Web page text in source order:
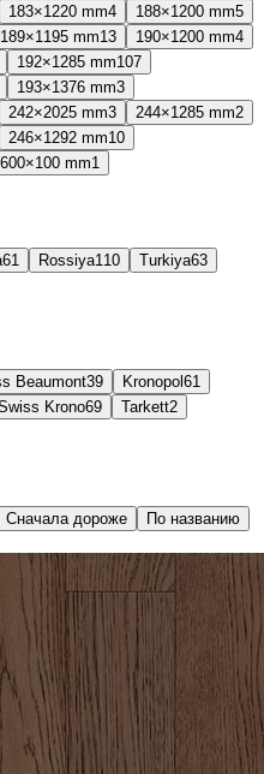
183×1220 mm4 188×1200 mm5
189×1195 mm13 190×1200 mm4
192×1285 mm107
193×1376 mm3
242×2025 mm3 244×1285 mm2
246×1292 mm10
600×100 mm1
61 Rossiya110 Turkiya63
Beaumont39 Kronopol 61
Krono69 Tarkett2
Сначала дороже По названию